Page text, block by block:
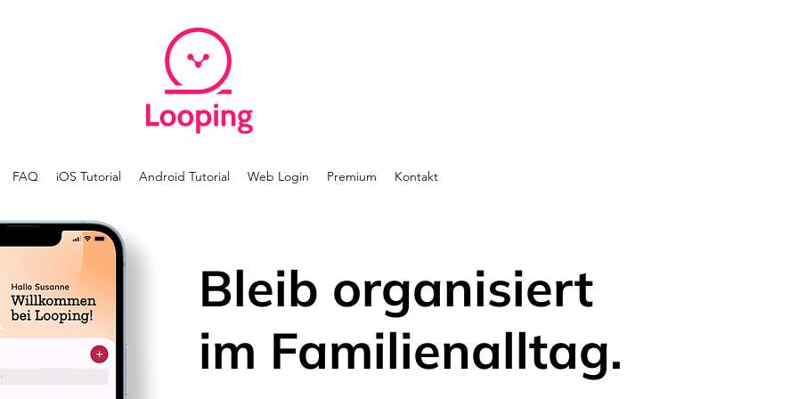
FAQ iOS Tutorial Android Tutorial Web Login Premium Kontakt
Bleib organisiert
im Familienalltag.